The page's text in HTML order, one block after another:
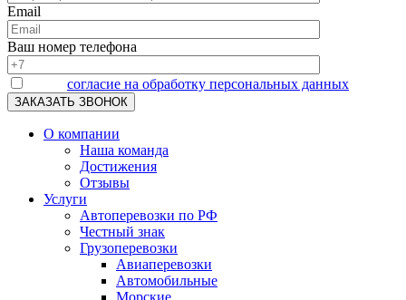
Email
Ваш номер телефона
согласие на обработку персональных данных
О компании
Наша команда
Достижения
Отзывы
Услуги
Автоперевозки по РФ
Честный знак
Грузоперевозки
Авиаперевозки
Автомобильные
Морские